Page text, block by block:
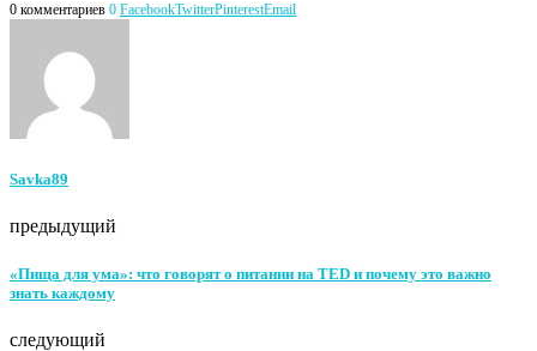
0 комментариев 0 FacebookTwitterPinterestEmail
Savka89
предыдущий
«Пища для ума»: что говорят о питании на TED и почему это важно
знать каждому
следующий